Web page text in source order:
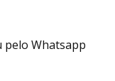
pelo Whatsapp